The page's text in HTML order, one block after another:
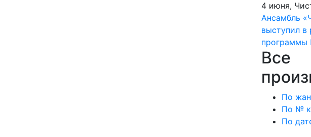
4 июня,
Ансамбль
выступил в
Все
По
По №
По